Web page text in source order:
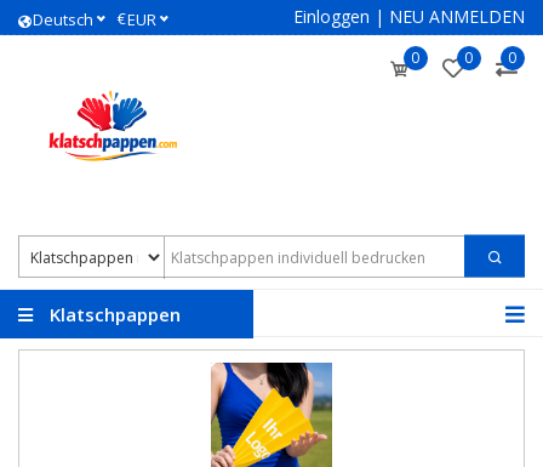
Deutsch €EUR Einloggen | NEU ANMELDEN
0 0 0
Klatschpappen